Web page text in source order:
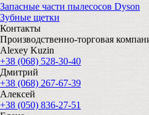
Запасные части пылесосов Dyson
Зубные щетки
Контакты
Производственно-торговая
Alexey Kuzin
+38 (068) 528-30-40
Дмитрий
+38 (068) 267-67-39
Алексей
+38 (050) 836-27-51